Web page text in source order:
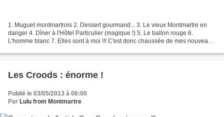
1. Muguet montmartrois 2. Dessert gourmand... 3. Le vieux Montmartre en
danger 4. Dîner à l'Hôtel Particulier (magique !) 5. Le ballon rouge 6.
L'homme blanc 7. Elles sont à moi !!! C'est donc chaussée de mes nouveaux
Les Croods : énorme !
Publié le 03/05/2013 à 06:00
Par Lulu from Montmartre